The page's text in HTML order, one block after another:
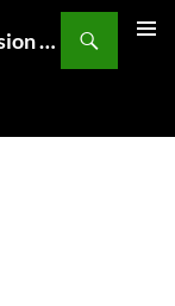
Blog de la CREI – commission relations et expéditions internationales – Fédération Française de Spéléo